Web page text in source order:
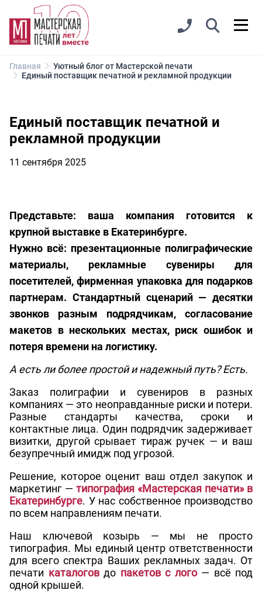
Главная
Уютный блог от Мастерской печати
Единый поставщик печатной и рекламной продукции
Единый поставщик печатной и
рекламной продукции
11 сентября 2025
Представьте: ваша компания готовится к
крупной выставке в Екатеринбурге.
Нужно всё: презентационные полиграфические
материалы, рекламные сувениры для
посетителей, фирменная упаковка для подарков
партнерам. Стандартный сценарий — десятки
звонков разным подрядчикам, согласование
макетов в нескольких местах, риск ошибок и
потеря времени на логистику.
А есть ли более простой и надежный путь? Есть.
Заказ полиграфии и сувениров в разных
компаниях — это неоправданные риски и потери.
Разные стандарты качества, сроки и
контактные лица. Один подрядчик задерживает
визитки, другой срывает тираж ручек — и ваш
безупречный имидж под угрозой.
Решение, которое оценит ваш отдел закупок и
маркетинг — типография «Мастерская печати» в
Екатеринбурге. У нас собственное производство
по всем направлениям печати.
Наш ключевой козырь — мы не просто
типография. Мы единый центр ответственности
для всего спектра Ваших рекламных задач. От
печати каталогов до пакетов с лого— всё под
одной крышей.